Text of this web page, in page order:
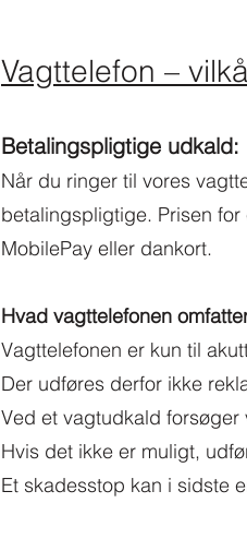
Vagttelefon –
Betalingspligtige udkald:
Når du ringer til vores
betalingspligtige. Prisen
MobilePay eller dankort.
Hvad vagttelefonen
Vagttelefonen er kun til
Der udføres derfor ikke
Ved et vagtudkald
Hvis det ikke er muligt,
Et skadesstop kan i sidste